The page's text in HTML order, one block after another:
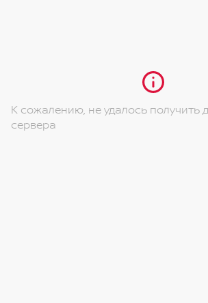
К сожалению, не удалось получить
сервера